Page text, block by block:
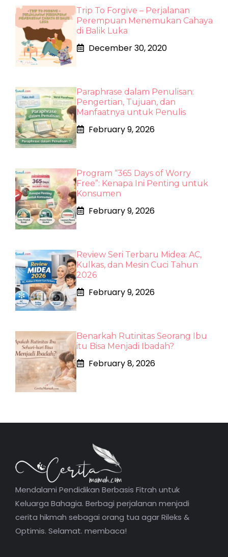
Trip To Forgive – Perjalanan
Perempuan Menemukan Cahaya
di Balik Luka
December 30, 2020
Paraphrase dalam Penulisan:
Pengertian, Tujuan, dan
Manfaatnya untuk Penulis
February 9, 2026
Program “365 Days of Worry
Free”: Kenapa Ini Penting untuk
Konsumen
February 9, 2026
Review Seri Terbaru Midea: AC,
Kulkas, dan Mesin Cuci Tahun
2026
February 9, 2026
Benarkah Rutinitas Seorang Ibu
itu Bisa Menjadi Ibadah?
February 8, 2026
Mendalami Pendidikan Berbasis Fitrah untuk
Keluarga Bahagia. Berbagi perjalanan menjadi
cerita hikmah sebagai orang tua agar Rileks &
Optimis. Selamat. membaca!